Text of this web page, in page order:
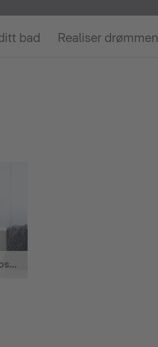
bad Realiser drømmen
Batterier og termostater